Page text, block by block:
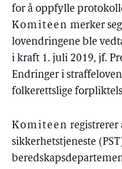
for å oppfylle
Komiteen merker
lovendringene ble
i kraft 1. juli 2019, jf.
Endringer i
folkerettslige
Komiteen registrerer
sikkerhetstjeneste